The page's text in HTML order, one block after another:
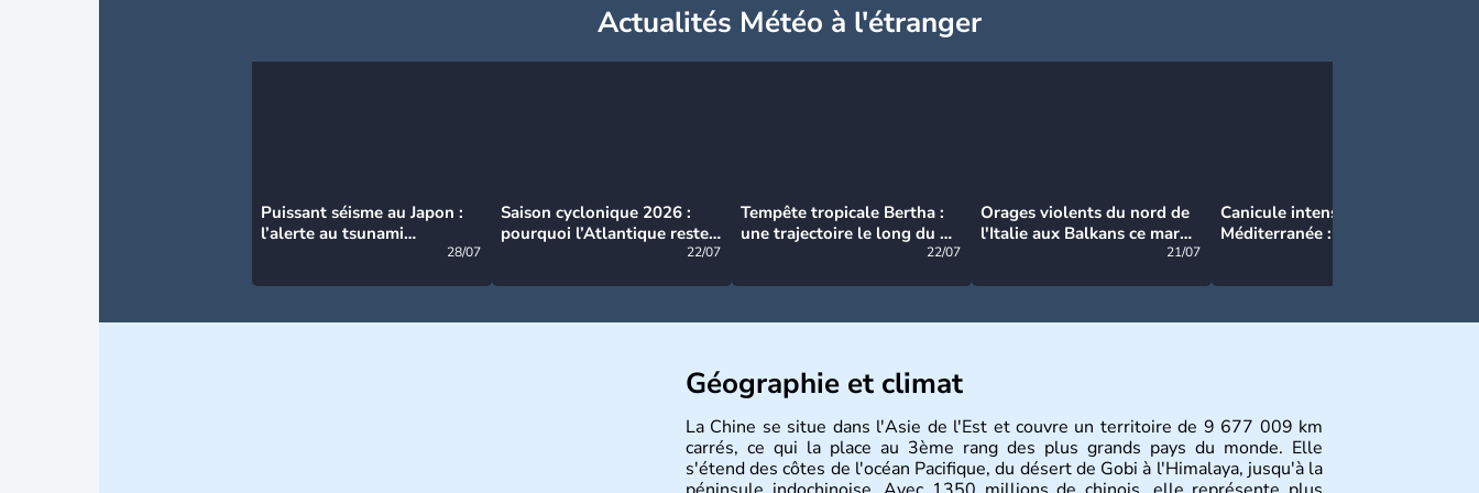
Actualités Météo à l'étranger
Puissant séisme au Japon :
l’alerte au tsunami
28/07
Saison cyclonique 2026 :
pourquoi l’Atlantique reste
22/07
Tempête tropicale Bertha :
une trajectoire le long du du
22/07
Orages violents du nord de
l'Italie aux Balkans ce mardi
21/07
Canicule intense en
Méditerranée : près de 50°C
Géographie et climat
La Chine se situe dans l'Asie de l'Est et couvre un territoire de 9 677 009 km
carrés, ce qui la place au 3ème rang des plus grands pays du monde. Elle
s'étend des côtes de l'océan Pacifique, du désert de Gobi à l'Himalaya, jusqu'à la